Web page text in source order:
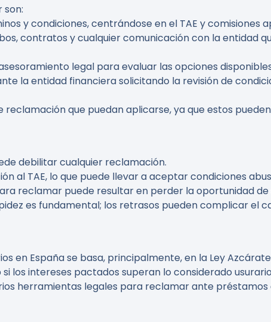
son:
y condiciones, centrándose en el TAE y comisiones
contratos y cualquier comunicación con la entidad
legal para evaluar las opciones
la entidad financiera solicitando la revisión de
reclamación que puedan aplicarse, ya que estos
debilitar cualquier reclamación.
al TAE, lo que puede llevar a aceptar condiciones
reclamar puede resultar en perder la oportunidad
es fundamental; los retrasos pueden complicar el
en España se basa, principalmente, en la Ley Azcárate
los intereses pactados superan lo considerado
herramientas legales para reclamar ante préstamos